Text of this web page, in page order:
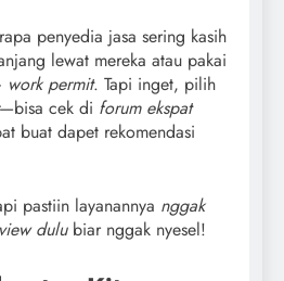
penyedia jasa sering kasih
lewat mereka atau pakai
work permit. Tapi inget, pilih
—bisa cek di forum ekspat
buat dapet rekomendasi
pastiin layanannya nggak
dulubiar nggak nyesel!